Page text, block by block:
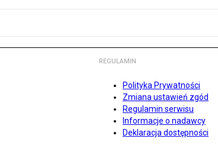
REGULAMIN
Polityka Prywatności
Zmiana ustawień zgód
Regulamin serwisu
Informacje o nadawcy
Deklaracja dostępności